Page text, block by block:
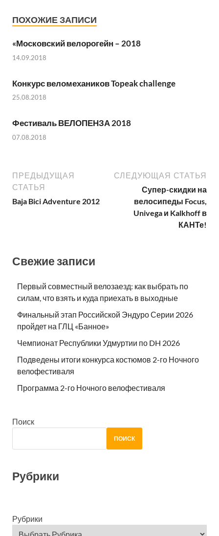
ПОХОЖИЕ ЗАПИСИ
«Московский велорогейн – 2018
14.09.2018
Конкурс веломехаников Topeak challenge
25.08.2018
Фестиваль ВЕЛОПЕНЗА 2018
07.08.2018
ПРЕДЫДУЩАЯ
СТАТЬЯ
Baja Bici Adventure 2012
СЛЕДУЮЩАЯ СТАТЬЯ
Супер-скидки на
велосипеды Focus,
Univega и Kalkhoff в
КАНТе!
Свежие записи
Первый совместный велозаезд: как выбрать по
силам, что взять и куда приехать в выходные
Финальный этап Российской Эндуро Серии 2026
пройдет на ГЛЦ «Банное»
Чемпионат Республики Удмуртии по DH 2026
Подведены итоги конкурса костюмов 2-го Ночного
велофестиваля
Программа 2-го Ночного велофестиваля
Поиск
ПОИСК
Рубрики
Рубрики